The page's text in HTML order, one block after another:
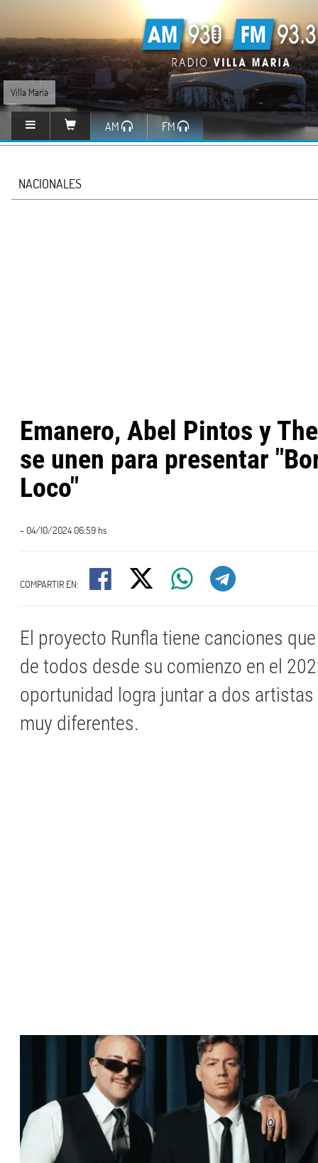
Villa María
AM FM
NACIONALES
Emanero, Abel Pintos y
se unen para presentar
Loco"
- 04/10/2024 06:59 hs
COMPARTIR EN:
El proyecto Runfla tiene canciones
de todos desde su comienzo en el
oportunidad logra juntar a dos
muy diferentes.